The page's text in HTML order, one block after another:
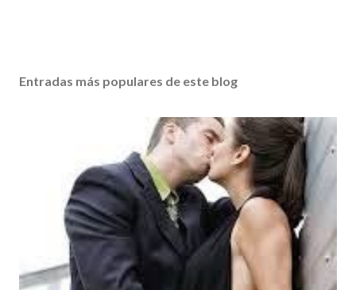
Entradas más populares de este blog